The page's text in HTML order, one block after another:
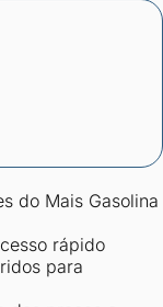
do Mais Gasolina
rápido
para